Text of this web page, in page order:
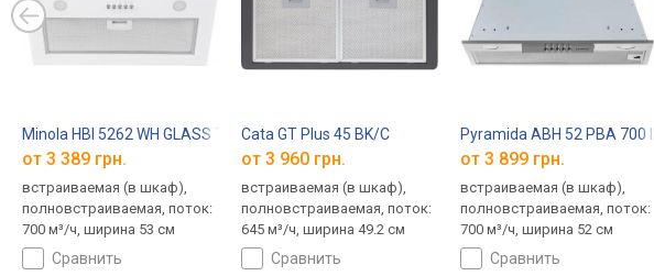
Minola HBI 5262 WH GLASS 700 LED
от 3 389 грн.
встраиваемая (в шкаф),
полновстраиваемая, поток:
700 м³/ч, ширина 53 см
сравнить
Cata GT Plus 45 BK/C
от 3 960 грн.
встраиваемая (в шкаф),
полновстраиваемая, поток:
645 м³/ч, ширина 49.2 см
сравнить
Pyramida ABH 52 PBA 700 IX
от 3 899 грн.
встраиваемая (в шкаф),
полновстраиваемая, поток:
700 м³/ч, ширина 52 см
сравнить